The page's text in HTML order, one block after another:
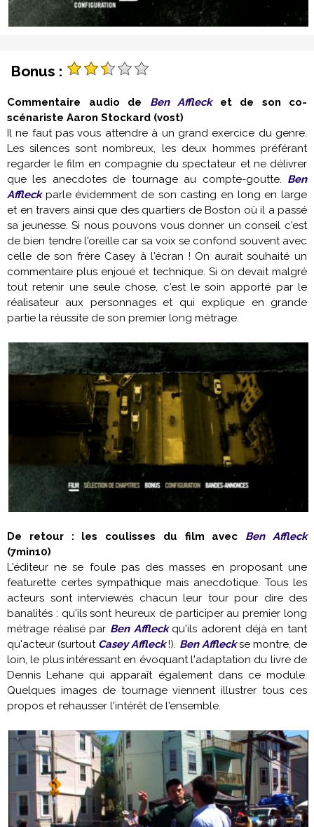
Bonus :
Commentaire audio de Ben Afflecket de son co-
scénariste Aaron Stockard (vost)
Il ne faut pas vous attendre à un grand exercice du genre.
Les silences sont nombreux, les deux hommes préférant
regarder le film en compagnie du spectateur et ne délivrer
que les anecdotes de tournage au compte-goutte. Ben
Affleckparle évidemment de son casting en long en large
et en travers ainsi que des quartiers de Boston où il a passé
sa jeunesse. Si nous pouvons vous donner un conseil c'est
de bien tendre l'oreille car sa voix se confond souvent avec
celle de son frère Casey à l'écran ! On aurait souhaité un
commentaire plus enjoué et technique. Si on devait malgré
tout retenir une seule chose, c'est le soin apporté par le
réalisateur aux personnages et qui explique en grande
partie la réussite de son premier long métrage.
De retour : les coulisses du film avec Ben Affleck
(7min10)
L'éditeur ne se foule pas des masses en proposant une
featurette certes sympathique mais anecdotique. Tous les
acteurs sont interviewés chacun leur tour pour dire des
banalités : qu'ils sont heureux de participer au premier long
métrage réalisé par Ben Affleckqu'ils adorent déjà en tant
qu'acteur (surtout Casey Affleck!). Ben Affleckse montre, de
loin, le plus intéressant en évoquant l'adaptation du livre de
Dennis Lehane qui apparaît également dans ce module.
Quelques images de tournage viennent illustrer tous ces
propos et rehausser l'intérêt de l'ensemble.